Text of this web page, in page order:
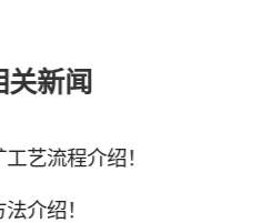
关新闻
艺流程介绍！
介绍！